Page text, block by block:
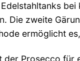
Die zweite
ermöglicht
der Prosecco für